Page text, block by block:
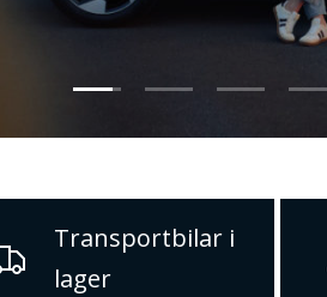
Transportbilar i
lager